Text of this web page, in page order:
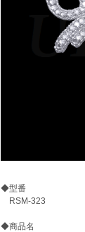
◆型番
RSM-323
◆商品名